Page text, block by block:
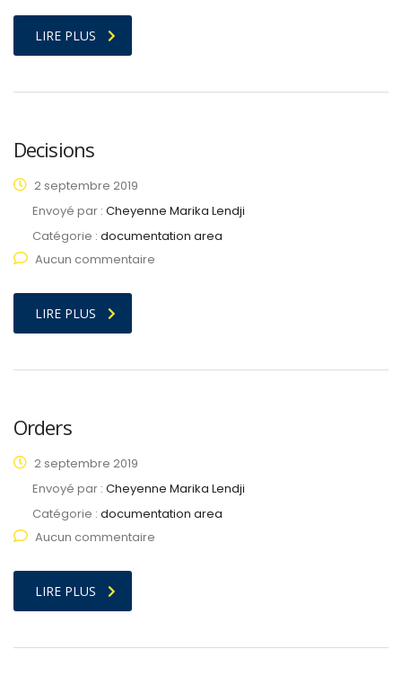
LIRE PLUS
Decisions
2 septembre 2019
Envoyé par : Cheyenne Marika Lendji
Catégorie : documentation area
Aucun commentaire
LIRE PLUS
Orders
2 septembre 2019
Envoyé par : Cheyenne Marika Lendji
Catégorie : documentation area
Aucun commentaire
LIRE PLUS